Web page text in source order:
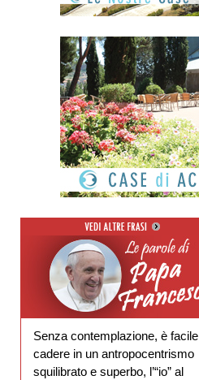
Senza contemplazione, è facile
cadere in un antropocentrismo
squilibrato e superbo, l’“io” al